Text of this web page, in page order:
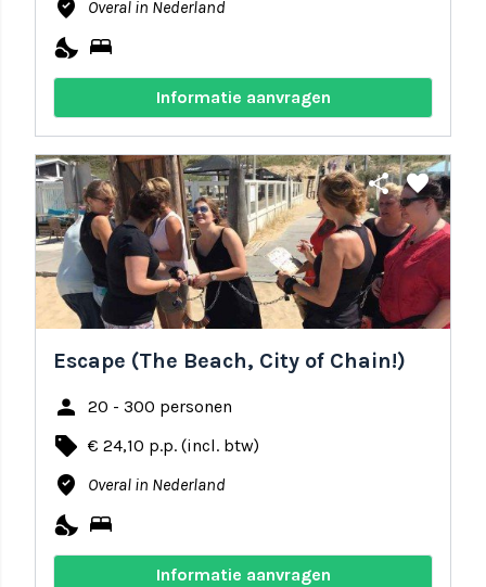
where_to_vote Overal in Nederland
nights_stay bed
Informatie aanvragen
share favorite
Escape (The Beach, City of Chain!)
person 20 - 300 personen
local_offer € 24,10 p.p. (incl. btw)
where_to_vote Overal in Nederland
nights_stay bed
Informatie aanvragen